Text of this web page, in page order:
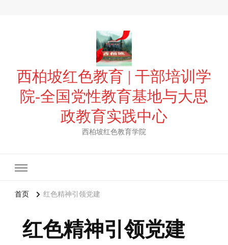
西柏坡红色教育 | 干部培训学
院-全国党性教育基地与大思
政教育实践中心
西柏坡红色教育学院
首页 红色精神引领党建
红色精神引领党建